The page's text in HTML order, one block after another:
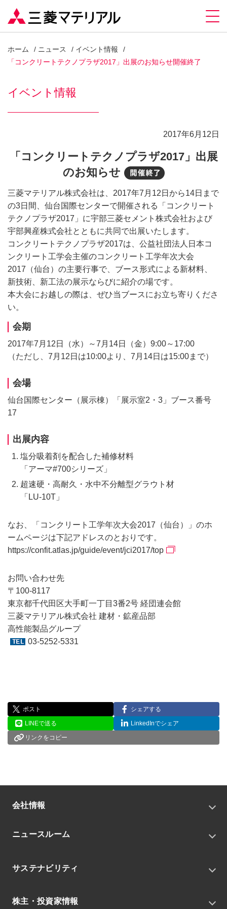
ホーム ニュース
イベント情報
「コンクリートテクノプラザ2017」出展のお知らせ開催終了
イベント情報
2017年6月12日
「コンクリートテクノプラザ2017」出展
のお知らせ
開催終了
三菱マテリアル株式会社は、2017年7月12日から14日まで
の3日間、仙台国際センターで開催される「コンクリート
テクノプラザ2017」に宇部三菱セメント株式会社および
宇部興産株式会社とともに共同で出展いたします。
コンクリートテクノプラザ2017は、公益社団法人日本コ
ンクリート工学会主催のコンクリート工学年次大会
2017（仙台）の主要行事で、ブース形式による新材料、
新技術、新工法の展示ならびに紹介の場です。
本大会にお越しの際は、ぜひ当ブースにお立ち寄りくださ
い。
会期
2017年7月12日（水）～7月14日（金）9:00～17:00
（ただし、7月12日は10:00より、7月14日は15:00まで）
会場
仙台国際センター（展示棟）「展示室2・3」ブース番号
17
出展内容
塩分吸着剤を配合した補修材料
「アーマ#700シリーズ」
超速硬・高耐久・水中不分離型グラウト材
「LU-10T」
なお、「コンクリート工学年次大会2017（仙台）」のホ
ームページは下記アドレスのとおりです。
https://confit.atlas.jp/guide/event/jci2017/top
お問い合わせ先
〒100-8117
東京都千代田区大手町一丁目3番2号 経団連会館
三菱マテリアル株式会社 建材・鉱産品部
高性能製品グループ
03-5252-5331
ポスト
シェアする
LINEで送る
LinkedInでシェア
リンクをコピー
会社情報
会社概要
中期経営戦略
役員
ニュースルーム
トピックス
IRニュース
サステナビリティ
環境
株主・投資家情報